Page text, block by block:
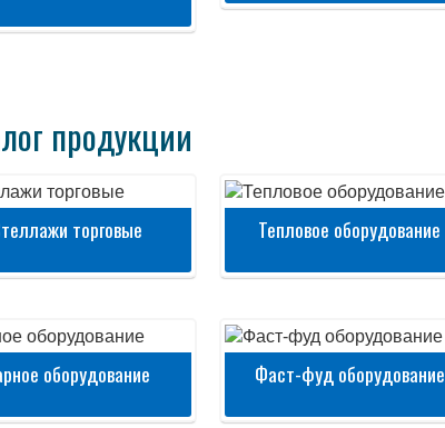
продукции
торговые Тепловое оборудование
оборудование Фаст-фуд оборудование